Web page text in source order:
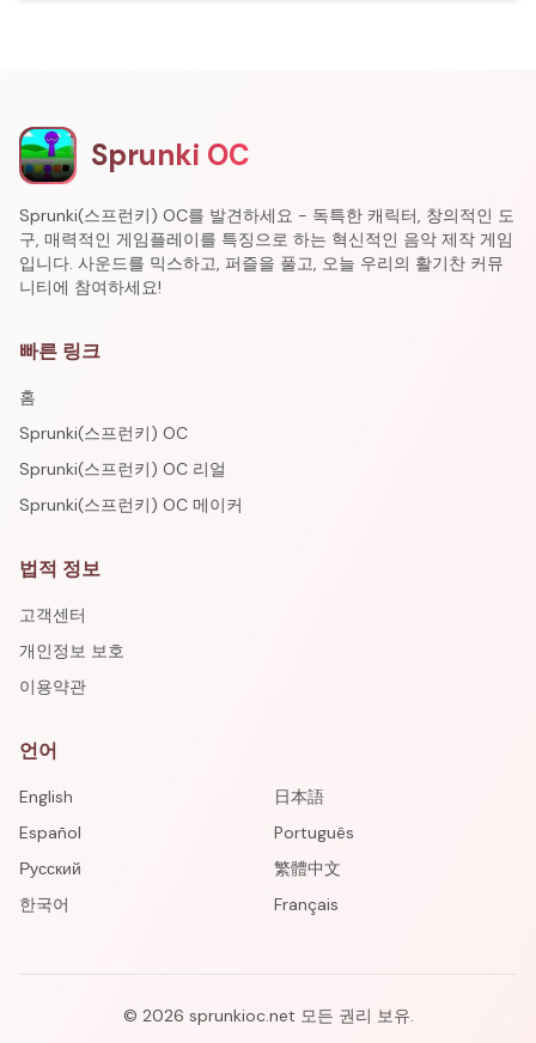
Sprunki OC
Sprunki(스프런키) OC를 발견하세요 - 독특한 캐릭터, 창의적인 도
구, 매력적인 게임플레이를 특징으로 하는 혁신적인 음악 제작 게임
입니다. 사운드를 믹스하고, 퍼즐을 풀고, 오늘 우리의 활기찬 커뮤
니티에 참여하세요!
빠른 링크
홈
Sprunki(스프런키) OC
Sprunki(스프런키) OC 리얼
Sprunki(스프런키) OC 메이커
법적 정보
고객센터
개인정보 보호
이용약관
언어
English
日本語
Español
Português
Русский
繁體中文
한국어
Français
© 2026 sprunkioc.net 모든 권리 보유.